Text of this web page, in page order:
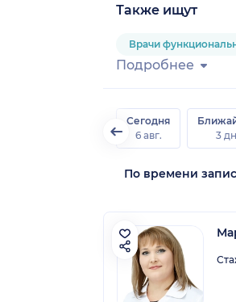
Также ищут
Врачи
Подробнее
Сегодня
6 авг.
3